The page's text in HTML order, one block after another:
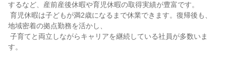
するなど、産前産後休暇や育児休暇の取得実績が豊富です。
地域密着の拠点勤務を活かし、
す。